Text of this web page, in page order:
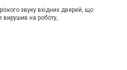
звуку вхідних дверей, що
на роботу,